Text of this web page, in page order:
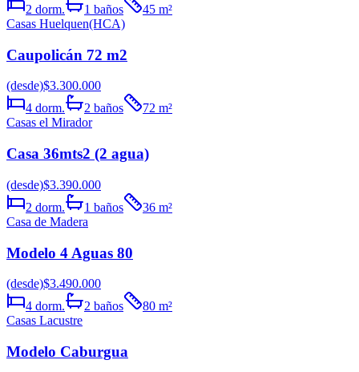
2 dorm. 1 baños 45 m²
Casas Huelquen(HCA)
Caupolicán 72 m2
(desde)$3.300.000
4 dorm. 2 baños 72 m²
Casas el Mirador
Casa 36mts2 (2 agua)
(desde)$3.390.000
2 dorm. 1 baños 36 m²
Casa de Madera
Modelo 4 Aguas 80
(desde)$3.490.000
4 dorm. 2 baños 80 m²
Casas Lacustre
Modelo Caburgua